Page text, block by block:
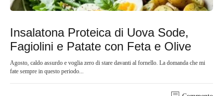
Insalatona Proteica di Uova Sode,
Fagiolini e Patate con Feta e Olive
Agosto, caldo assurdo e voglia zero di stare davanti al fornello. La domanda che mi
fate sempre in questo periodo...